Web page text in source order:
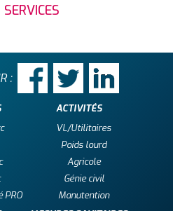
PRO
ACTIVITÉS
VL/Utilitaires
Poids lourd
Agricole
Génie civil
Manutention
: